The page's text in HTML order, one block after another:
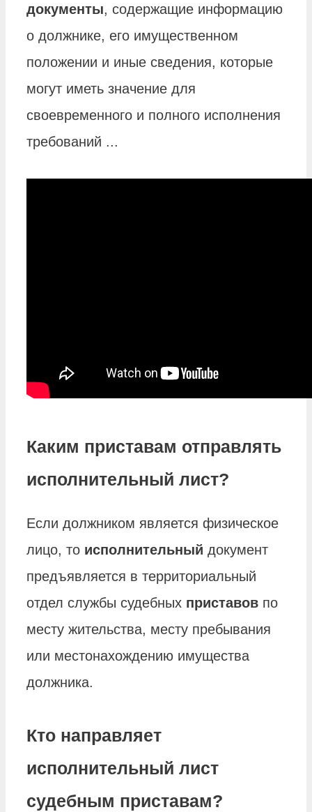
документы, содержащие информацию
о должнике, его имущественном
положении и иные сведения, которые
могут иметь значение для
своевременного и полного исполнения
требований ...
Каким приставам отправлять
исполнительный лист?
Если должником является физическое
лицо, то исполнительный документ
предъявляется в территориальный
отдел службы судебных приставов по
месту жительства, месту пребывания
или местонахождению имущества
должника.
Кто направляет
исполнительный лист
судебным приставам?